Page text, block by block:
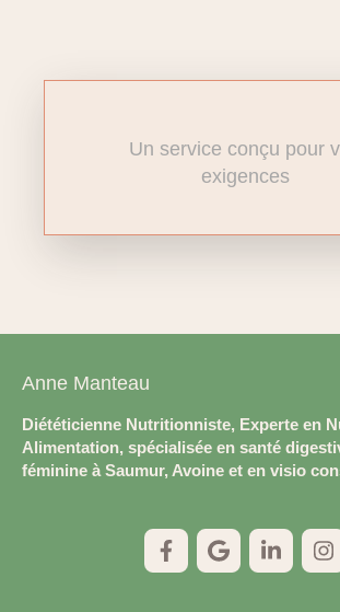
Un service conçu pour
exigences
Anne Manteau
Diététicienne Nutritionniste, Experte en
Alimentation, spécialisée en santé
féminine à Saumur, Avoine et en visio